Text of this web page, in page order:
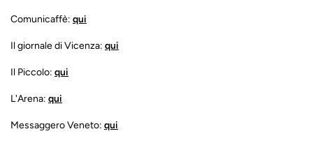
Comunicaffè: qui
Il giornale di Vicenza: qui
Il Piccolo: qui
L'Arena: qui
Messaggero Veneto: qui